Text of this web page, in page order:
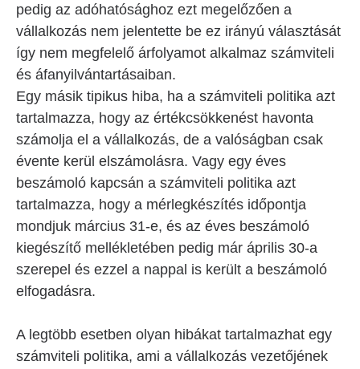
pedig az adóhatósághoz ezt megelőzően a
vállalkozás nem jelentette be ez irányú választását
így nem megfelelő árfolyamot alkalmaz számviteli
és áfanyilvántartásaiban.
Egy másik tipikus hiba, ha a számviteli politika azt
tartalmazza, hogy az értékcsökkenést havonta
számolja el a vállalkozás, de a valóságban csak
évente kerül elszámolásra. Vagy egy éves
beszámoló kapcsán a számviteli politika azt
tartalmazza, hogy a mérlegkészítés időpontja
mondjuk március 31-e, és az éves beszámoló
kiegészítő mellékletében pedig már április 30-a
szerepel és ezzel a nappal is került a beszámoló
elfogadásra.
A legtöbb esetben olyan hibákat tartalmazhat egy
számviteli politika, ami a vállalkozás vezetőjének